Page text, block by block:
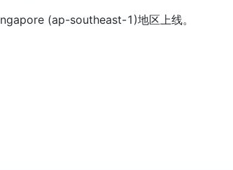
(ap-southeast-1)地区上线。